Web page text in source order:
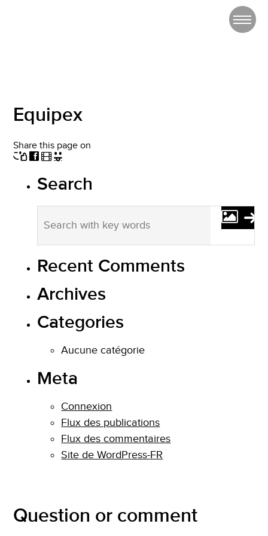
Equipex
Share this page on
Search
Recent Comments
Archives
Categories
Aucune catégorie
Meta
Connexion
Flux des publications
Flux des commentaires
Site de WordPress-FR
Question or comment